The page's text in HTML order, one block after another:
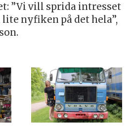
”Vi vill sprida intresset
nyfiken på det hela”,